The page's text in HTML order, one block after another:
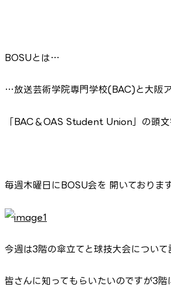
BOSUとは…
…放送芸術学院専門学校(BAC)と大阪
「BAC＆OAS Student Union」の頭文
毎週木曜日にBOSU会を 開いておりま
今週は3階の傘立てと球技大会について
皆さんに知ってもらいたいのですが3